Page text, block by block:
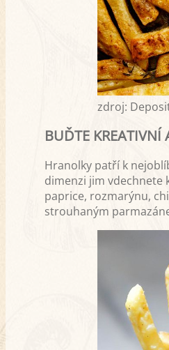
zdroj:
BUĎTE KREATIVNÍ
Hranolky patří k
dimenzi jim vdechnete
paprice, rozmarýnu,
strouhaným